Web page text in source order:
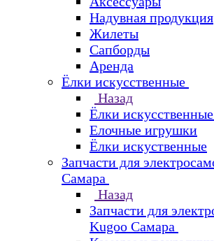
Надувная продукция
Жилеты
Сапборды
Аренда
Ёлки искусственные
Назад
Ёлки искусственные
Елочные игрушки
Ёлки искуственные
Запчасти для
Самара
Назад
Запчасти для
Kugoo Самара